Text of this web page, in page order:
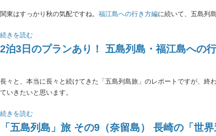
関東はすっかり秋の気配ですね。 福江島への行き方編に続いて、五島列
続きを読む
2泊3日のプランあり！ 五島列島・福江島への
長々と、本当に長々と続けてきた「五島列島旅」のレポートですが、
ていきたいと思います。
続きを読む
「五島列島」旅 その9（奈留島） 長崎の「世